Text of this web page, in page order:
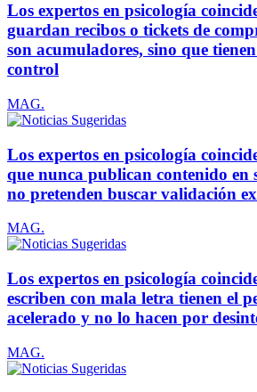
Los expertos en psicología
guardan recibos o tickets de
son acumuladores, sino que
control
MAG.
Los expertos en psicología
que nunca publican contenido en
no pretenden buscar validación
MAG.
Los expertos en psicología
escriben con mala letra tienen el
acelerado y no lo hacen por
MAG.